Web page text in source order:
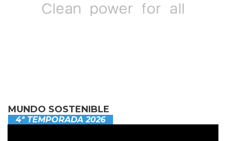
MUNDO SOSTENIBLE
4ª TEMPORADA 2026